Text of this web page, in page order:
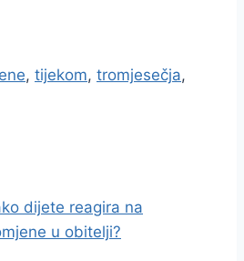
, tijekom, tromjesečja,
dijete reagira na
u obitelji?